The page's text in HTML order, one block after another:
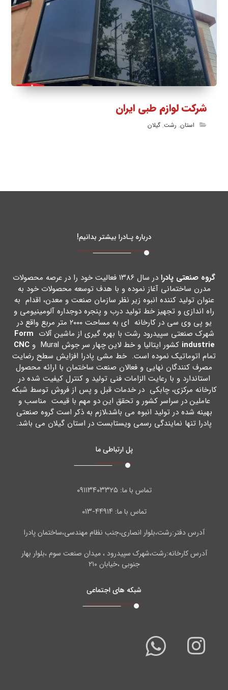
شرکت لوازم طبی ایران
استان, رشت,گیلان
درباره پـادرا بیشتر بدانیم!
گروه صنعتی پادرا
در سال ۱۳۸۶ فعالیت خود را در عرصه محصولات
مدرن ساختمانی آغاز نموده و با هدف توسعه محصولات خود به
عنوان تولید کننده انبوه زیر نظر سازمان صنعت و معدن، اقدام به
راه اندازي و تجهیز خط تولید درب و پنجره دوجداره آلومینیومی و
یو پی وي سی در کارخانه اي به مساحت ۲۰۰۰ متر مربع واقع در
شهرك صنعتی سپیدرود رشت با بهره گیري از ماشین آلات Form
industrie کشور ایتالیا و خط لاین چهار سر جوش Mural و
CNC
تمام اتوماتیک نموده است. خط مشی پادرا افزایش سطح رضایت
مصرف کنندگان نهایی و فعالان صنعت ساختمان با ارائه محصول
استاندارد و با رعایت الزامات فنی تولید و کنترل کیفیت شده در
کارخانه مرکزي، چابکی در خدمات قبل و پس از فروش توسط شبکه
عاملین در سراسر کشور و تحقق این دو مهم با قیمت مناسب و
بهینه شده در تولید انبوه می باشد،لازم به ذکر است گروه صنعتی
پادرا تنها نمایندگی رسمی ویستابست در استان گیلان می باشد.
پل ارتباطی ما
تماس با ما:۰۹۱۱۳۴۰۳۳۲۵
تماس با ما: ۴۴۹۱۴-۰۱۳
آدرس دفتر:رشت،بلوار انصاری،جنب نظام مهندسی،ساختمان پادرا
آدرس کارخانه:رشت،شهرک سپیدرود ، میدان صنعت سوم ،بلوار بهار
جنوبی ،خیابان ۲۱۰
شبکه های اجتماعی